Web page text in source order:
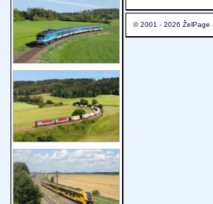
© 2001 - 2026 ŽelPage